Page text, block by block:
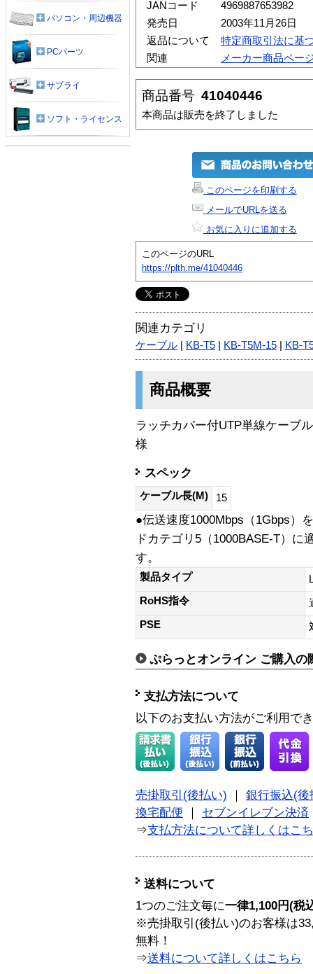
JANコード
4969887653982
発売日
2003年11月26日
返品について
特定商取引法に基
関連
メーカー商品ペー
商品番号 41040446
本商品は販売を終了しました
このページを印刷する
メールでURLを送る
お気に入りに追加する
このページのURL
https://plth.me/41040446
関連カテゴリ
ケーブル KB-T5 KB-T5M-15 KB-
商品概要
ラッチカバー付UTP単線ケーブ
様
スペック
ケーブル長(M) 15
●伝送速度1000Mbps（1Gbps）
ドカテゴリ5（1000BASE-T）
す。
製品タイプ
RoHS指令
PSE
ぷらっとオンライン ご購入の
支払方法について
以下のお支払い方法がご利用で
売掛取引(後払い) ｜ 銀行振込(後
換宅配便 ｜ セブンイレブン決済
⇒支払方法について詳しくはこ
送料について
1つのご注文毎に一律1,100円(税
※売掛取引(後払い)のお客様は
無料！
⇒送料について詳しくはこちら
パソコン・周辺機器
PCパーツ
サプライ
ソフト・ライセンス